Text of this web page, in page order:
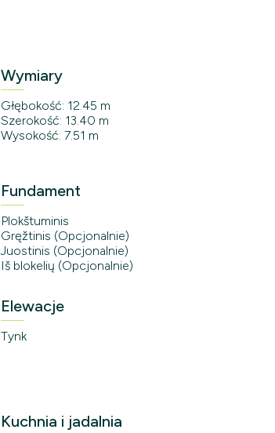
Wymiary
Głębokość: 12.45 m
Szerokość: 13.40 m
Wysokość: 7.51 m
Fundament
Plokštuminis
Gręžtinis (Opcjonalnie)
Juostinis (Opcjonalnie)
Iš blokelių (Opcjonalnie)
Elewacje
Tynk
Kuchnia i jadalnia